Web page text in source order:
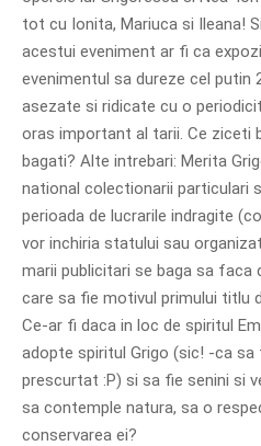
tot cu Ionita, Mariuca si Ileana!
acestui eveniment ar fi ca
evenimentul sa dureze cel putin
asezate si ridicate cu o
oras important al tarii. Ce ziceti
bagati? Alte intrebari: Merita
national colectionarii particulari
perioada de lucrarile indragite
vor inchiria statului sau
marii publicitari se baga sa faca
care sa fie motivul primului titlu
Ce-ar fi daca in loc de spiritul
adopte spiritul Grigo (sic! -ca sa
prescurtat :P) si sa fie senini si
sa contemple natura, sa o
conservarea ei?